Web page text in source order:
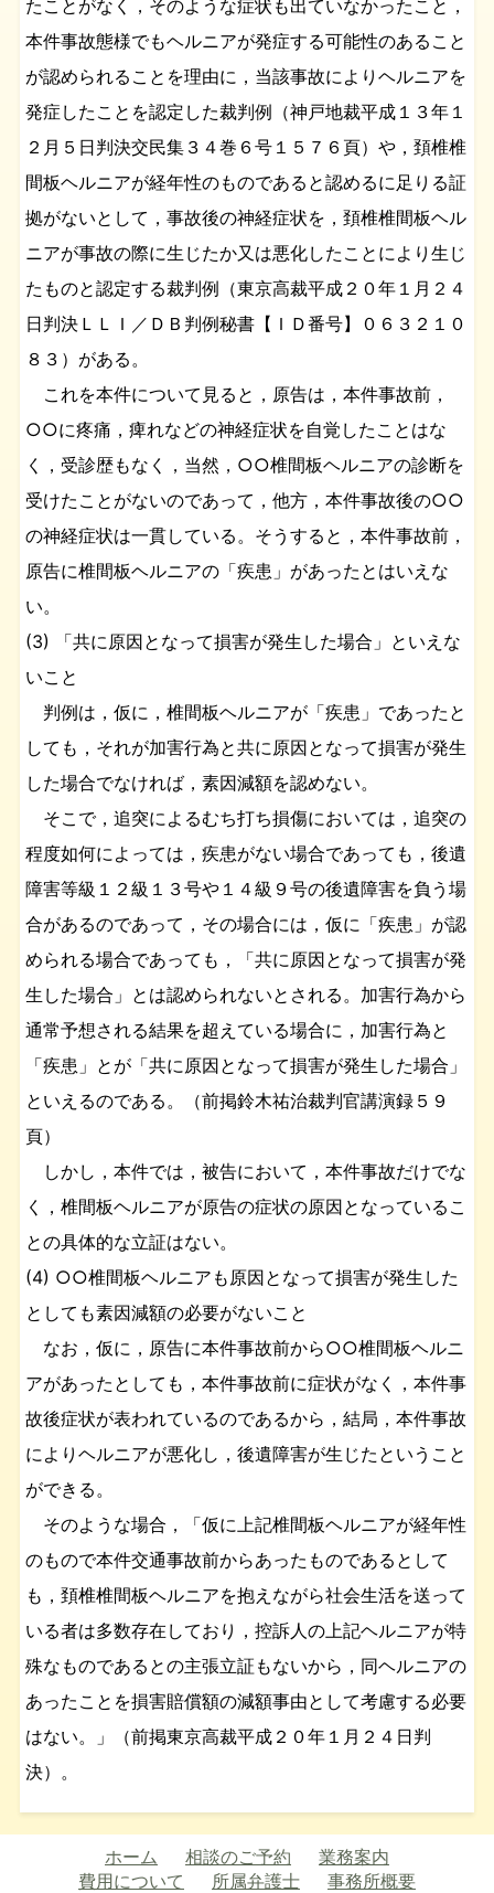
たことがなく，そのような症状も出ていなかったこと，
本件事故態様でもヘルニアが発症する可能性のあること
が認められることを理由に，当該事故によりヘルニアを
発症したことを認定した裁判例（神戸地裁平成１３年１
２月５日判決交民集３４巻６号１５７６頁）や，頚椎椎
間板ヘルニアが経年性のものであると認めるに足りる証
拠がないとして，事故後の神経症状を，頚椎椎間板ヘル
ニアが事故の際に生じたか又は悪化したことにより生じ
たものと認定する裁判例（東京高裁平成２０年１月２４
日判決ＬＬＩ／ＤＢ判例秘書【ＩＤ番号】０６３２１０
８３）がある。
これを本件について見ると，原告は，本件事故前，
○○に疼痛，痺れなどの神経症状を自覚したことはな
く，受診歴もなく，当然，○○椎間板ヘルニアの診断を
受けたことがないのであって，他方，本件事故後の○○
の神経症状は一貫している。そうすると，本件事故前，
原告に椎間板ヘルニアの「疾患」があったとはいえな
い。
(3) 「共に原因となって損害が発生した場合」といえな
いこと
判例は，仮に，椎間板ヘルニアが「疾患」であったと
しても，それが加害行為と共に原因となって損害が発生
した場合でなければ，素因減額を認めない。
そこで，追突によるむち打ち損傷においては，追突の
程度如何によっては，疾患がない場合であっても，後遺
障害等級１２級１３号や１４級９号の後遺障害を負う場
合があるのであって，その場合には，仮に「疾患」が認
められる場合であっても，「共に原因となって損害が発
生した場合」とは認められないとされる。加害行為から
通常予想される結果を超えている場合に，加害行為と
「疾患」とが「共に原因となって損害が発生した場合」
といえるのである。（前掲鈴木祐治裁判官講演録５９
頁）
しかし，本件では，被告において，本件事故だけでな
く，椎間板ヘルニアが原告の症状の原因となっているこ
との具体的な立証はない。
(4) ○○椎間板ヘルニアも原因となって損害が発生した
としても素因減額の必要がないこと
なお，仮に，原告に本件事故前から○○椎間板ヘルニ
アがあったとしても，本件事故前に症状がなく，本件事
故後症状が表われているのであるから，結局，本件事故
によりヘルニアが悪化し，後遺障害が生じたということ
ができる。
そのような場合，「仮に上記椎間板ヘルニアが経年性
のもので本件交通事故前からあったものであるとして
も，頚椎椎間板ヘルニアを抱えながら社会生活を送って
いる者は多数存在しており，控訴人の上記ヘルニアが特
殊なものであるとの主張立証もないから，同ヘルニアの
あったことを損害賠償額の減額事由として考慮する必要
はない。」（前掲東京高裁平成２０年１月２４日判
決）。
ホーム 相談のご予約
業務案内
費用について
所属弁護士 事務所概要